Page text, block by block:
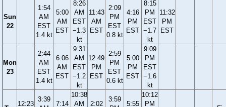
Sun
22
1:54
AM
EST
1.4 kt
5:00
AM
EST
8:26
AM
EST
−1.3
kt
11:43
AM
EST
2:09
PM
EST
0.8 kt
4:16
PM
EST
8:15
PM
EST
−1.7
kt
11:32
PM
EST
Mon
23
2:44
AM
EST
1.4 kt
6:06
AM
EST
9:31
AM
EST
−1.2
kt
12:49
PM
EST
2:59
PM
EST
0.6 kt
5:00
PM
EST
9:09
PM
EST
−1.6
kt
12:23
3:39
7:14
10:38
AM
2:02
3:59
5:55
10:12
PM